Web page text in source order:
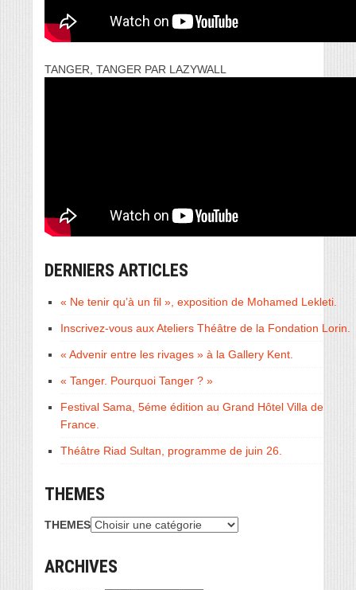
TANGER, TANGER PAR LAZYWALL
DERNIERS ARTICLES
« Ne tenir qu’à un fil », exposition de Mohamed Lekleti.
Inscrivez-vous aux Ateliers Théâtre de la Fondation Lorin.
« Advenir entre les rivages » à la Gallery Kent.
« Tanger. Pourquoi Tanger ? »
Festival Sama, 5éme édition au Grand Hôtel Villa de
France.
Théâtre Riad Sultan, programme de juin 26.
THEMES
THEMES
ARCHIVES